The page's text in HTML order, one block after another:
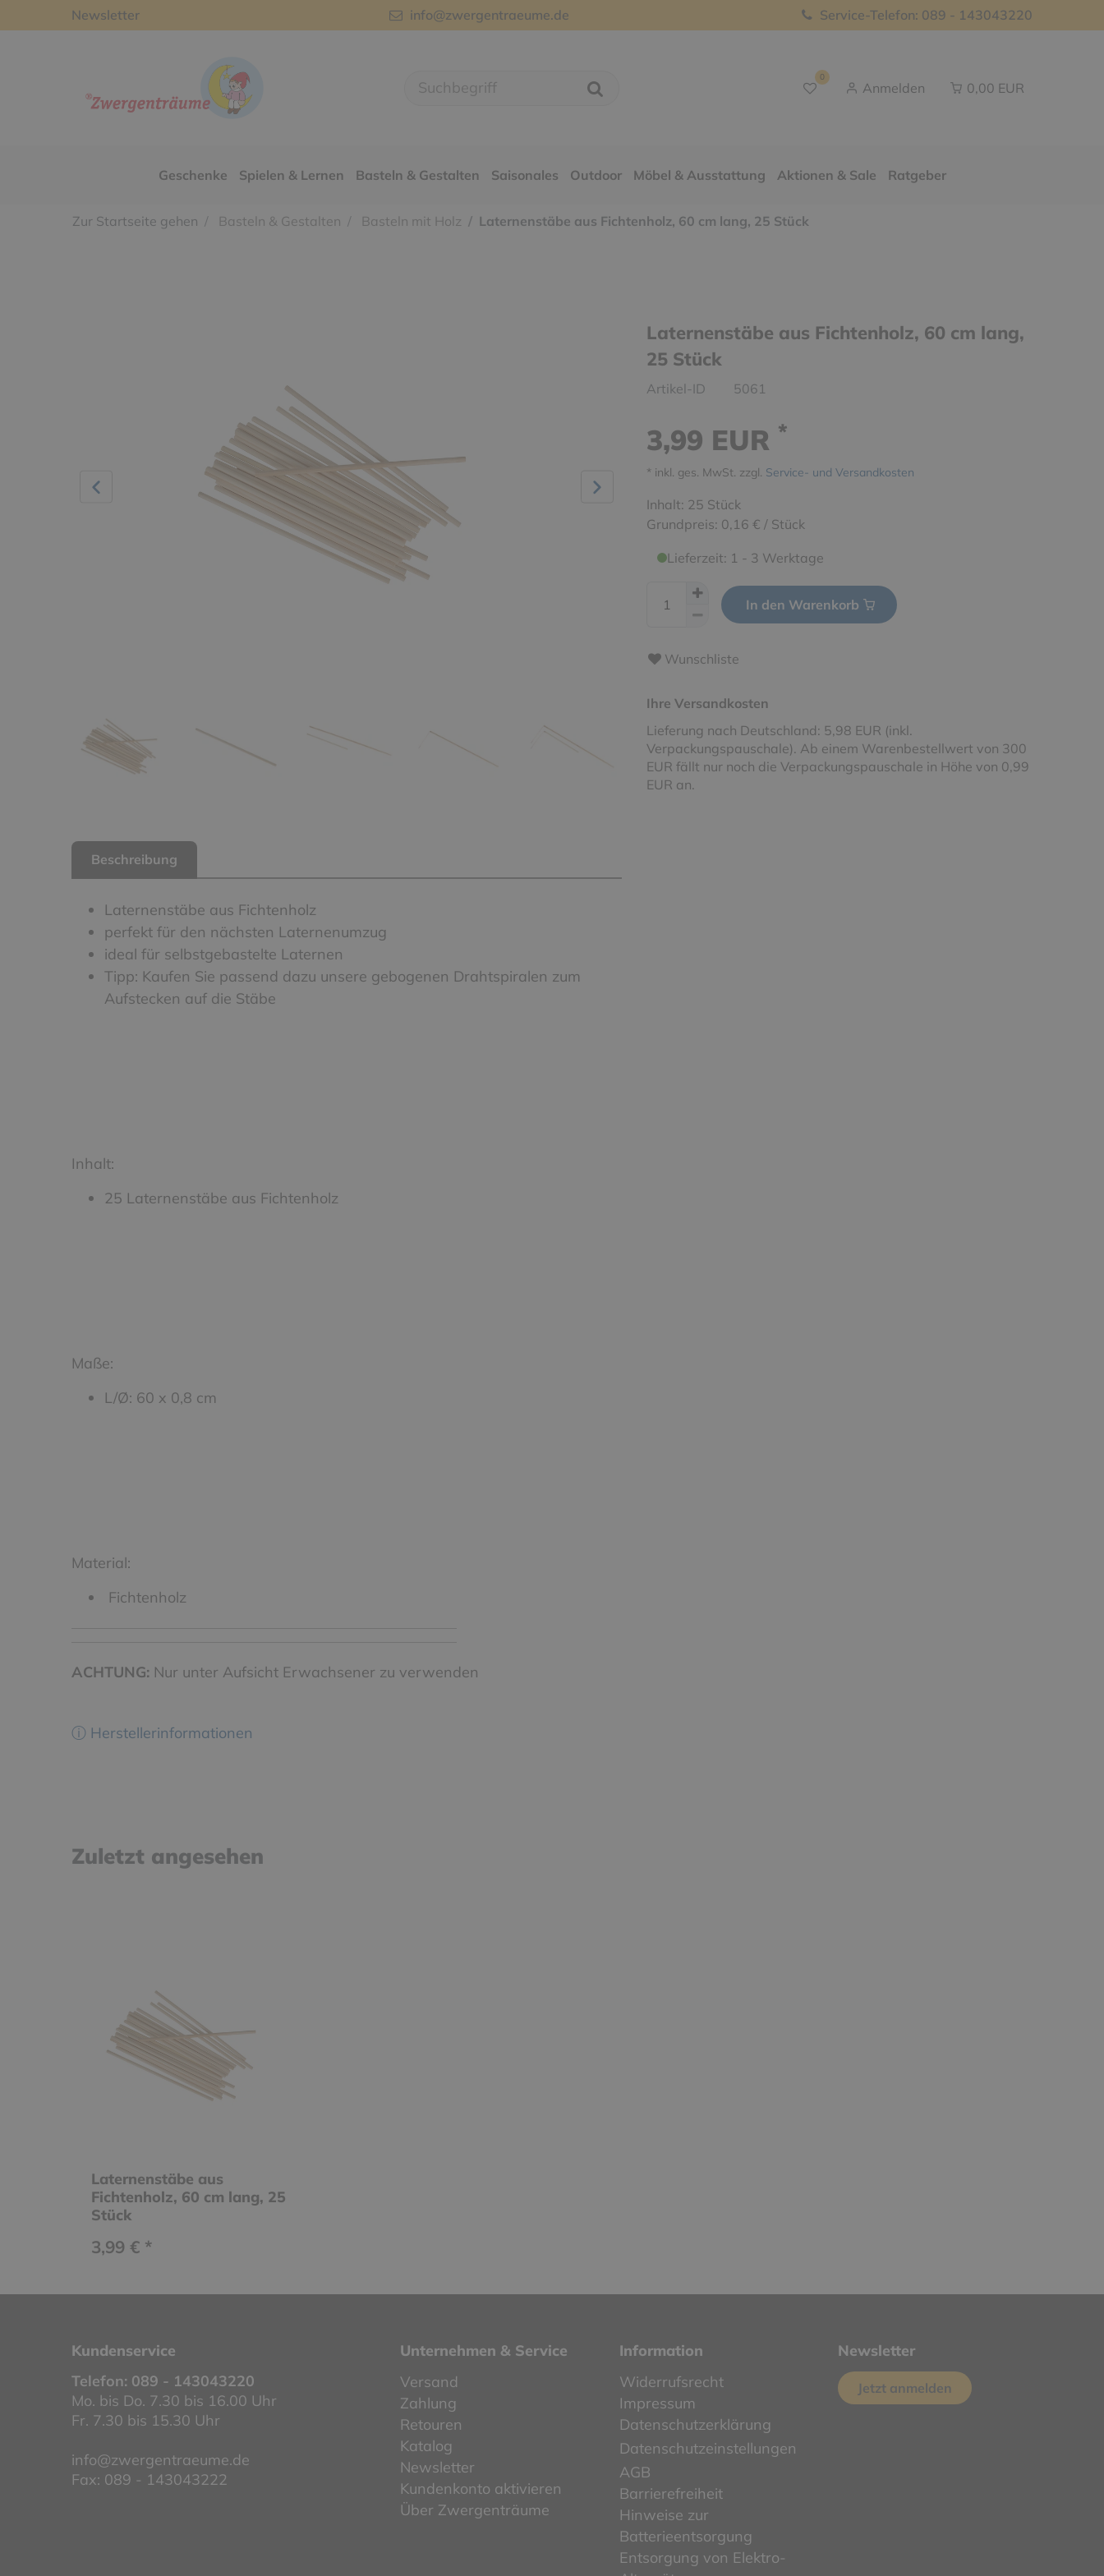
Newsletter
info@zwergentraeume.de Service-Telefon: 089 - 143043220
0
Anmelden 0,00 EUR
Geschenke Spielen & Lernen Basteln & Gestalten Saisonales Outdoor Möbel & Ausstattung Aktionen & Sale Ratgeber
Zur Startseite gehen Basteln & Gestalten Basteln mit Holz Laternenstäbe aus Fichtenholz, 60 cm lang, 25 Stück
Laternenstäbe aus Fichtenholz, 60 cm lang,
25 Stück
Artikel-ID 5061
3,99 EUR *
* inkl. ges. MwSt. zzgl. Service- und Versandkosten
Inhalt: 25 Stück
Grundpreis: 0,16 € / Stück
Lieferzeit: 1 - 3 Werktage
In den Warenkorb
Wunschliste
Ihre Versandkosten
Lieferung nach Deutschland: 5,98 EUR (inkl.
Verpackungspauschale). Ab einem Warenbestellwert von 300
EUR fällt nur noch die Verpackungspauschale in Höhe von 0,99
EUR an.
Beschreibung
Laternenstäbe aus Fichtenholz
perfekt für den nächsten Laternenumzug
ideal für selbstgebastelte Laternen
Tipp: Kaufen Sie passend dazu unsere gebogenen Drahtspiralen zum
Aufstecken auf die Stäbe
Inhalt:
25 Laternenstäbe aus Fichtenholz
Maße:
L/Ø: 60 x 0,8 cm
Material:
Fichtenholz
ACHTUNG: Nur unter Aufsicht Erwachsener zu verwenden
ⓘ Herstellerinformationen
Zuletzt angesehen
Laternenstäbe aus
Fichtenholz, 60 cm lang, 25
Stück
3,99 € *
Kundenservice
Telefon: 089 - 143043220
Mo. bis Do. 7.30 bis 16.00 Uhr
Fr. 7.30 bis 15.30 Uhr
info@zwergentraeume.de
Fax: 089 - 143043222
Unternehmen & Service
Versand
Zahlung
Retouren
Katalog
Newsletter
Kundenkonto aktivieren
Über Zwergenträume
Information
Widerrufsrecht
Impressum
Datenschutzerklärung
Datenschutzeinstellungen
AGB
Barrierefreiheit
Hinweise zur
Batterieentsorgung
Entsorgung von Elektro-
Newsletter
Jetzt anmelden